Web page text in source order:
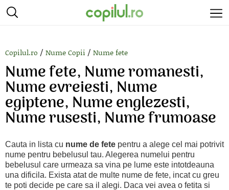
Copilul.ro / Nume Copii / Nume fete
Nume fete, Nume romanesti,
Nume evreiesti, Nume
egiptene, Nume englezesti,
Nume rusesti, Nume frumoase
Cauta in lista cu nume de fete pentru a alege cel mai potrivit
nume pentru bebelusul tau. Alegerea numelui pentru
bebelusul care urmeaza sa vina pe lume este intotdeauna
una dificila. Exista atat de multe nume de fete, incat cu greu
te poti decide pe care sa il alegi. Daca vei avea o fetita si